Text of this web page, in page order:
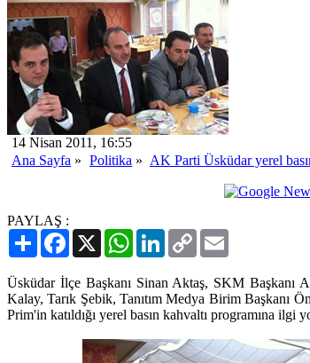
14 Nisan 2011, 16:55
Ana Sayfa » Politika » AK Parti Üsküdar yerel
PAYLAŞ :
PaylaşFacebook
X WhatsAppLinkedIn
Copy
Link
Üsküdar İlçe Başkanı Sinan Aktaş, SKM Başkanı
Kalay, Tarık Şebik, Tanıtım Medya Birim Başkanı
Prim'in katıldığı yerel basın kahvaltı programına ilgi